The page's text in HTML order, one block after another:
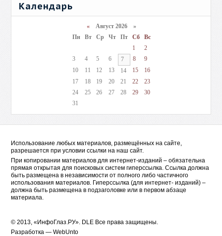
Календарь
«Август 2026 »
Пн
Вт Ср Чт Пт Сб
Вс
1
2
3
4 5 6 7 8
9
10
11 12 13 14 15
16
17
18 19 20 21 22
23
24
25 26 27 28 29
30
31
Использование любых материалов, размещённых на сайте,
разрешается при условии ссылки на наш сайт.
При копировании материалов для интернет-изданий – обязательна
прямая открытая для поисковых систем гиперссылка. Ссылка должна
быть размещена в независимости от полного либо частичного
использования материалов. Гиперссылка (для интернет- изданий) –
должна быть размещена в подзаголовке или в первом абзаце
материала.
© 2013, «ИнфоГлаз.РУ». DLE Все права защищены.
Разработка —WebUnto